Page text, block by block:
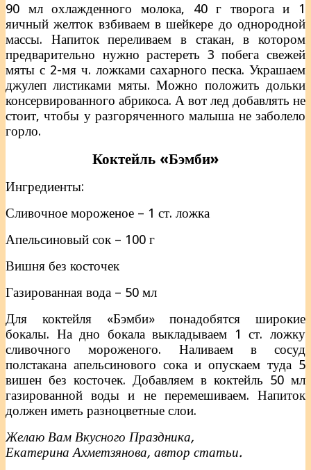
90 мл охлажденного молока, 40 г творога и 1
яичный желток взбиваем в шейкере до однородной
массы. Напиток переливаем в стакан, в котором
предварительно нужно растереть 3 побега свежей
мяты с 2-мя ч. ложками сахарного песка. Украшаем
джулеп листиками мяты. Можно положить дольки
консервированного абрикоса. А вот лед добавлять не
стоит, чтобы у разгоряченного малыша не заболело
горло.
Коктейль «Бэмби»
Ингредиенты:
Сливочное мороженое – 1 ст. ложка
Апельсиновый сок – 100 г
Вишня без косточек
Газированная вода – 50 мл
Для коктейля «Бэмби» понадобятся широкие
бокалы. На дно бокала выкладываем 1 ст. ложку
сливочного мороженого. Наливаем в сосуд
полстакана апельсинового сока и опускаем туда 5
вишен без косточек. Добавляем в коктейль 50 мл
газированной воды и не перемешиваем. Напиток
должен иметь разноцветные слои.
Желаю Вам Вкусного Праздника,
Екатерина Ахметзянова, автор статьи.